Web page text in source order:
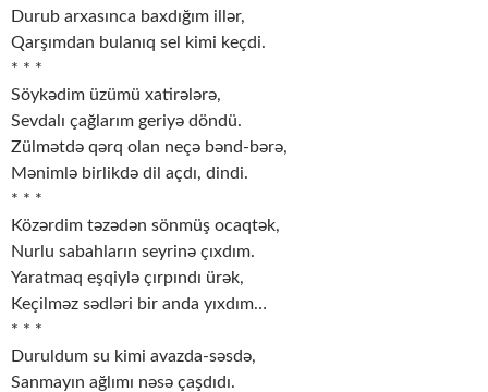
Durub arxasınca baxdığım illər,
Qarşımdan bulanıq sel kimi keçdi.
* * *
Söykədim üzümü xatirələrə,
Sevdalı çağlarım geriyə döndü.
Zülmətdə qərq olan neçə bənd-bərə,
Mənimlə birlikdə dil açdı, dindi.
* * *
Közərdim təzədən sönmüş ocaqtək,
Nurlu sabahların seyrinə çıxdım.
Yaratmaq eşqiylə çırpındı ürək,
Keçilməz sədləri bir anda yıxdım…
* * *
Duruldum su kimi avazda-səsdə,
Sanmayın ağlımı nəsə çaşdıdı.